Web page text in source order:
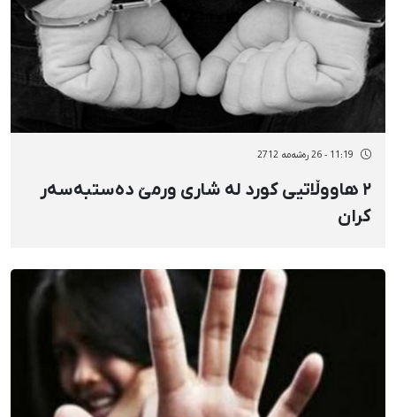
11:19 - 26 رەشەمه 2712
٢ هاووڵاتیی کورد لە شاری ورمێ دەستبەسەر
کران